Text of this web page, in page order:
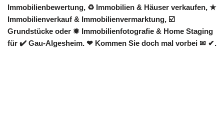
Immobilienbewertung, ♻ Immobilien & Häuser verkaufen, ★
Immobilienverkauf & Immobilienvermarktung, ☑️
Grundstücke oder ✹ Immobilienfotografie & Home Staging
für ✔️ Gau-Algesheim. ❤ Kommen Sie doch mal vorbei ✉ ✔.